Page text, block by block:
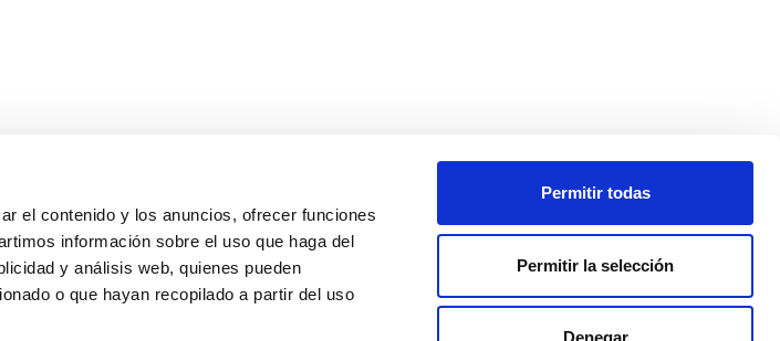
el contenido y los anuncios, ofrecer funciones
información sobre el uso que haga del
y análisis web, quienes pueden
o que hayan recopilado a partir del uso
Permitir todas
Permitir la selección
Denegar